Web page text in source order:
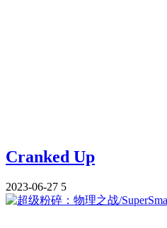
Cranked Up
2023-06-27 5